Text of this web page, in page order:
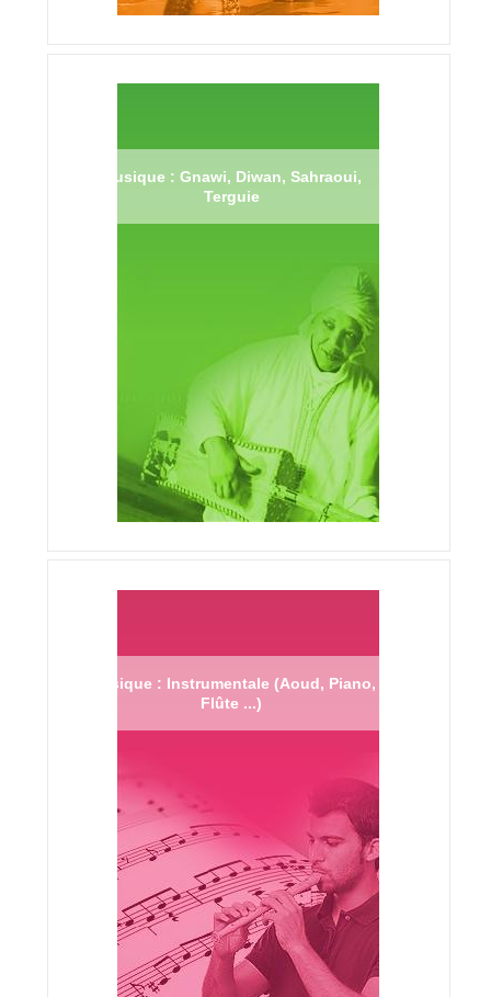
Musique : Gnawi, Diwan, Sahraoui,
Terguie
Musique : Instrumentale (Aoud, Piano,
Flûte ...)